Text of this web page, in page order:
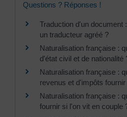
Questions ? Réponses !
Traduction d'un document
un traducteur agréé ?
Naturalisation française :
d'état civil et de nationalité
Naturalisation française :
revenus et d'impôts fournir
Naturalisation française :
fournir si l'on vit en couple